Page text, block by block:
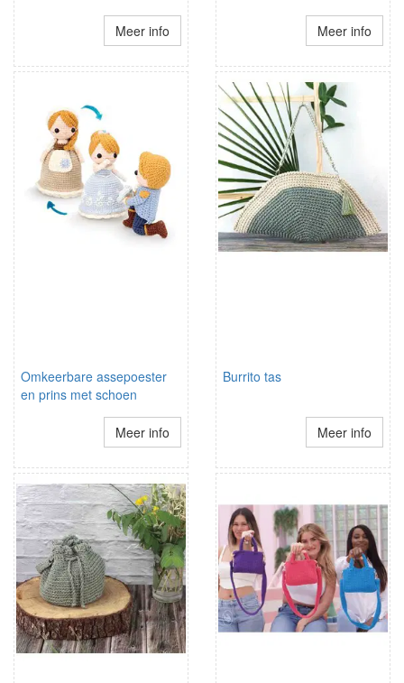
Meer info Meer info
Omkeerbare assepoester
en prins met schoen
Meer info
Burrito tas
Meer info